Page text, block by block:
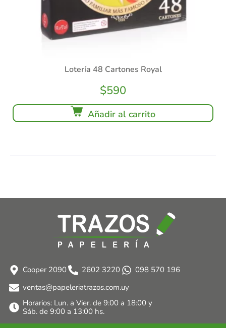
Lotería 48 Cartones Royal
$590
Añadir al carrito
Cooper 2090 2602 3220
098 570 196
ventas@papeleriatrazos.com.uy
Horarios: Lun. a Vier. de 9:00 a 18:00 y
Sáb. de 9:00 a 13:00 hs.